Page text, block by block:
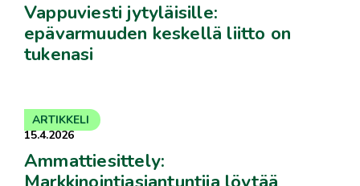
Vappuviesti jytyläisille:
epävarmuuden keskellä liitto on
tukenasi
15.4.2026
Ammattiesittely:
ARTIKKELI